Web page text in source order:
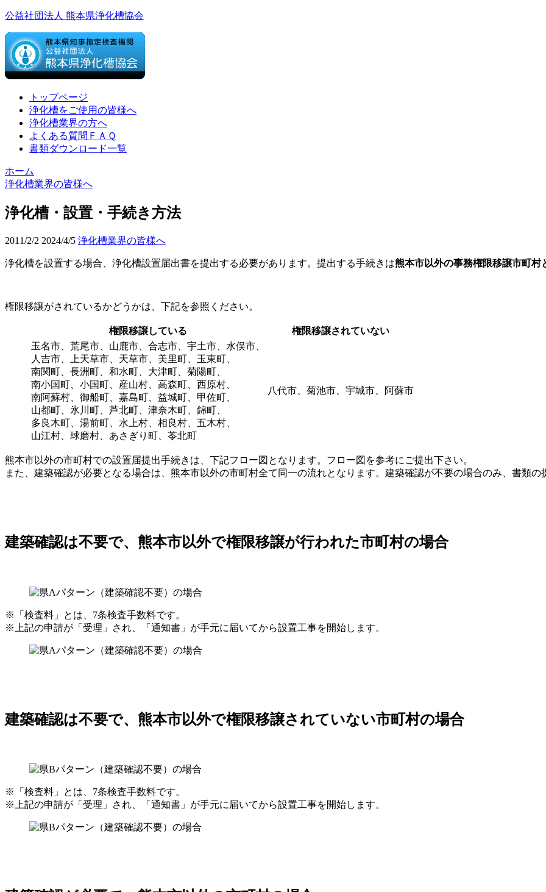
公益社団法人 熊本県浄化槽協会
トップページ
浄化槽をご使用の皆様へ
浄化槽業界の方へ
よくある質問ＦＡＱ
書類ダウンロード一覧
ホーム
浄化槽業界の皆様へ
浄化槽・設置・手続き方法
2011/2/2 2024/4/5 浄化槽業界の皆様へ
浄化槽を設置する場合、浄化槽設置届出書を提出する必要があります。提出する手続きは熊本市以外の事務権限移譲市町村
権限移譲がされているかどうかは、下記を参照ください。
権限移譲している
権限移譲されていない
玉名市、荒尾市、山鹿市、合志市、宇土市、水俣市、
人吉市、上天草市、天草市、美里町、玉東町、
南関町、長洲町、和水町、大津町、菊陽町、
南小国町、小国町、産山村、高森町、西原村、
南阿蘇村、御船町、嘉島町、益城町、甲佐町、
山都町、氷川町、芦北町、津奈木町、錦町、
多良木町、湯前町、水上村、相良村、五木村、
山江村、球磨村、あさぎり町、苓北町
八代市、菊池市、宇城市、阿蘇市
熊本市以外の市町村での設置届提出手続きは、下記フロー図となります。フロー図を参考にご提出下さい。
また、建築確認が必要となる場合は、熊本市以外の市町村全て同一の流れとなります。建築確認が不要の場合のみ、書類の
建築確認は不要で、熊本市以外で権限移譲が行われた市町村の場合
※「検査料」とは、7条検査手数料です。
※上記の申請が「受理」され、「通知書」が手元に届いてから設置工事を開始します。
建築確認は不要で、熊本市以外で権限移譲されていない市町村の場合
※「検査料」とは、7条検査手数料です。
※上記の申請が「受理」され、「通知書」が手元に届いてから設置工事を開始します。